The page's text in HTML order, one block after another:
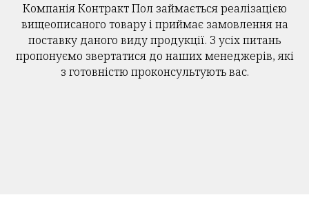
Компанія Контракт Пол займається реалізацією
вищеописаного товару і приймає замовлення на
поставку даного виду продукції. З усіх питань
пропонуємо звертатися до наших менеджерів, які
з готовністю проконсультують вас.